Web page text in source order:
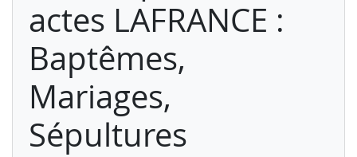
actes LAFRANCE :
Baptêmes,
Mariages,
Sépultures